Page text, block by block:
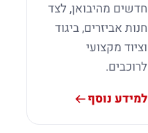
חדשים מהיבואן, לצד
חנות אביזרים, ביגוד
וציוד מקצועי
לרוכבים.
למידע נוסף